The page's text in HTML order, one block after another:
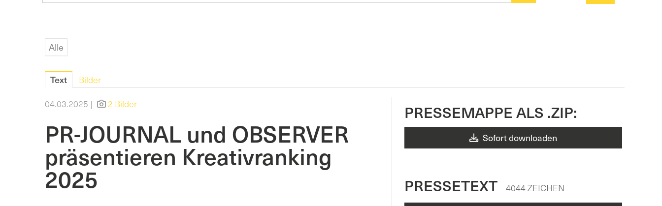
Alle
Text
Bilder
04.03.2025 |
2 Bilder
PR-JOURNAL und OBSERVER
präsentieren Kreativranking
2025
PRESSEMAPPE ALS .ZIP:
Sofort downloaden
PRESSETEXT
4044 ZEICHEN